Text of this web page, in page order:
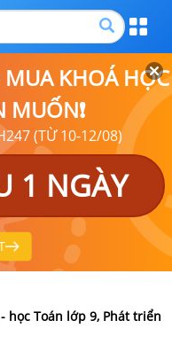
MUA KHOÁ HỌC
(TỪ 10-12/08)
1 NGÀY
học Toán lớp 9, Phát triển